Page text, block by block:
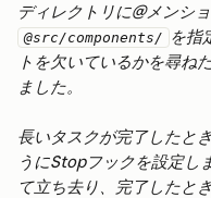
ディレクトリに@メンシ
@src/components/ を指
トを欠いているかを尋ね
ました。
長いタスクが完了したと
うにStopフックを設定し
て立ち去り、完了したと